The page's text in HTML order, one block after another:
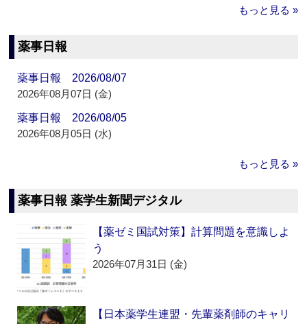
もっと見る »
薬事日報
薬事日報 2026/08/07
2026年08月07日 (金)
薬事日報 2026/08/05
2026年08月05日 (水)
もっと見る »
薬事日報 薬学生新聞デジタル
【薬ゼミ国試対策】計算問題を意識しよ
う
2026年07月31日 (金)
【日本薬学生連盟・先輩薬剤師のキャリ